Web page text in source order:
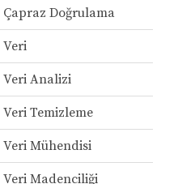
Çapraz Doğrulama
Veri
Veri Analizi
Veri Temizleme
Veri Mühendisi
Veri Madenciliği